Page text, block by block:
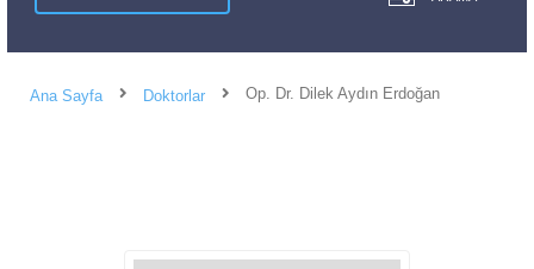
Ana Sayfa Doktorlar Op. Dr. Dilek Aydın Erdoğan